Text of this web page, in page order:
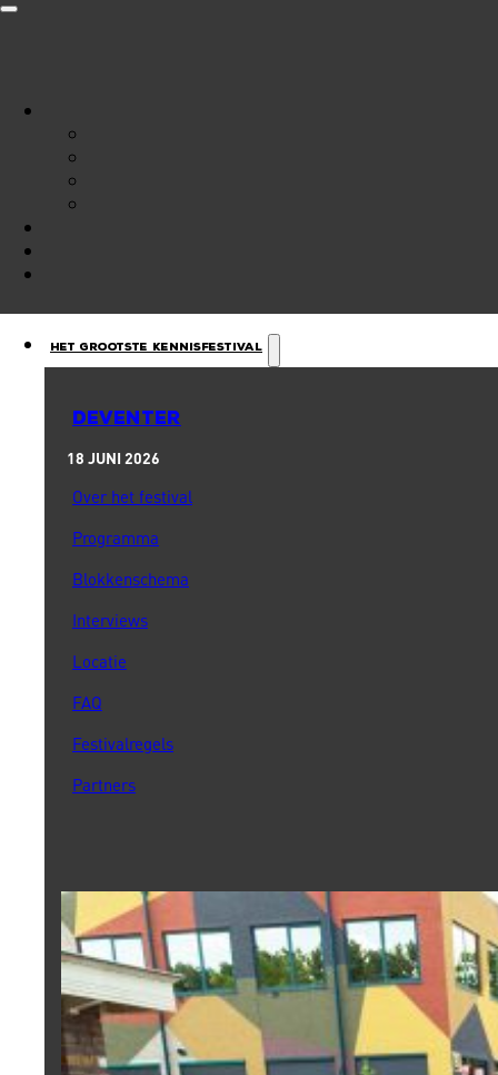
Het Grootste Kennisfestival
DEVENTER
18 JUNI 2026
Over het festival
Programma
Blokkenschema
Interviews
Locatie
FAQ
Festivalregels
Partners